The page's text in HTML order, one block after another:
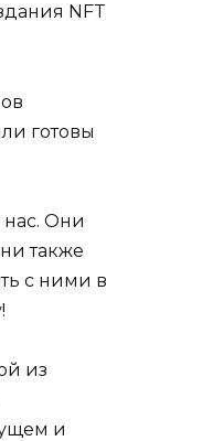
NFT
готовы
нас. Они
также
с ними в
из
и